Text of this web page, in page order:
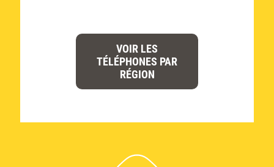
VOIR LES
TÉLÉPHONES PAR
RÉGION